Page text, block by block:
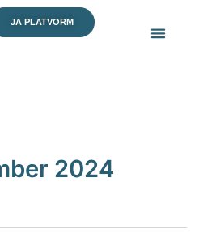
JA PLATVORM
2024